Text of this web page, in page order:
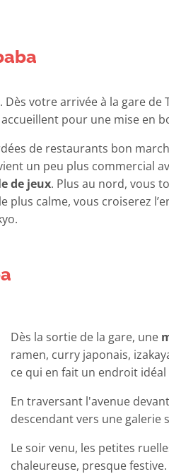
votre arrivée à la gare
pour une mise en
de restaurants bon
un peu plus commercial
de jeux. Plus au nord, vous
calme, vous croiserez
Dès la sortie de la gare, une
ramen, curry japonais,
ce qui en fait un endroit
En traversant l'avenue
descendant vers une galerie
Le soir venu, les petites
chaleureuse, presque